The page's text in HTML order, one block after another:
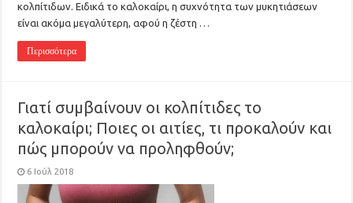
κολπίτιδων. Ειδικά το καλοκαίρι, η συχνότητα των μυκητιάσεων
είναι ακόμα μεγαλύτερη, αφού η ζέστη …
Περισσότερα
Γιατί συμβαίνουν οι κολπίτιδες το
καλοκαίρι; Ποιες οι αιτίες, τι προκαλούν και
πώς μπορούν να προληφθούν;
6 Ιούλ 2018